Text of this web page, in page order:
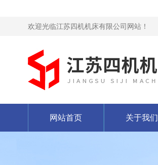
欢迎光临江苏四机机床有限公司网站！
网站首页 关于我们